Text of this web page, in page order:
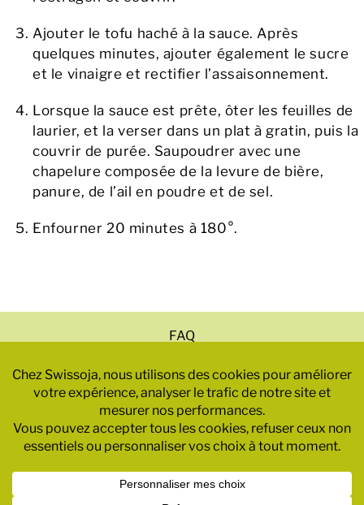
Ajouter le tofu haché à la sauce. Après
quelques minutes, ajouter également le sucre
et le vinaigre et rectifier l’assaisonnement.
Lorsque la sauce est prête, ôter les feuilles de
laurier, et la verser dans un plat à gratin, puis la
couvrir de purée. Saupoudrer avec une
chapelure composée de la levure de bière,
panure, de l’ail en poudre et de sel.
Enfourner 20 minutes à 180°.
FAQ
Politique de confidentialité
CGV